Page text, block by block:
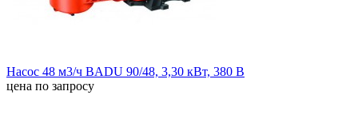
Насос 48 м3/ч BADU 90/48, 3,30 кВт, 380 В
цена по запросу